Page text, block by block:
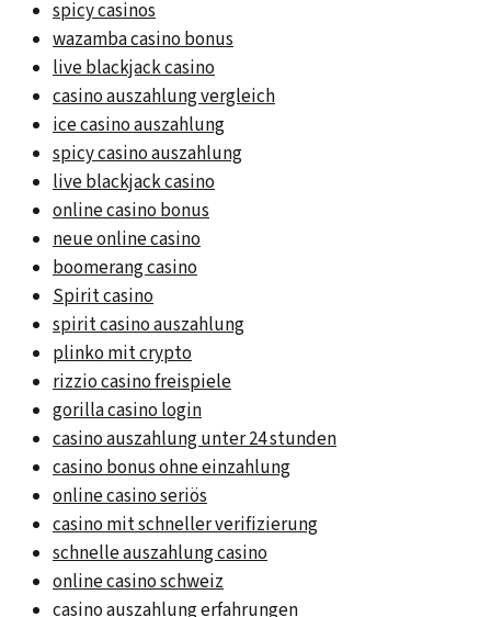
spicy casinos
wazamba casino bonus
live blackjack casino
casino auszahlung vergleich
ice casino auszahlung
spicy casino auszahlung
live blackjack casino
online casino bonus
neue online casino
boomerang casino
Spirit casino
spirit casino auszahlung
plinko mit crypto
rizzio casino freispiele
gorilla casino login
casino auszahlung unter 24 stunden
casino bonus ohne einzahlung
online casino seriös
casino mit schneller verifizierung
schnelle auszahlung casino
online casino schweiz
casino auszahlung erfahrungen